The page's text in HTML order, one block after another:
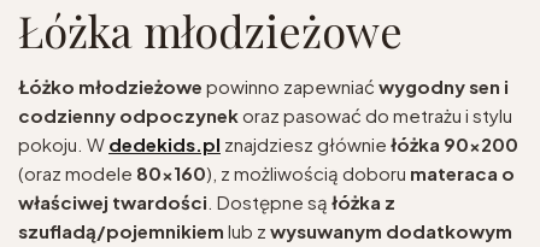
Łóżka młodzieżowe
Łóżko młodzieżowe powinno zapewniać wygodny sen i
codzienny odpoczynekoraz pasować do metrażu i stylu
pokoju. W dedekids.pl znajdziesz głównie łóżka 90×200
(oraz modele 80×160), z możliwością doboru materaca o
właściwej twardości . Dostępne są łóżka z
szufladą/pojemnikiem lub z wysuwanym dodatkowym